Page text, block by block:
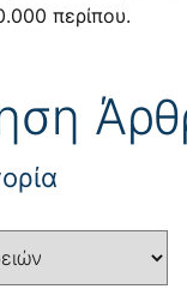
περίπου.